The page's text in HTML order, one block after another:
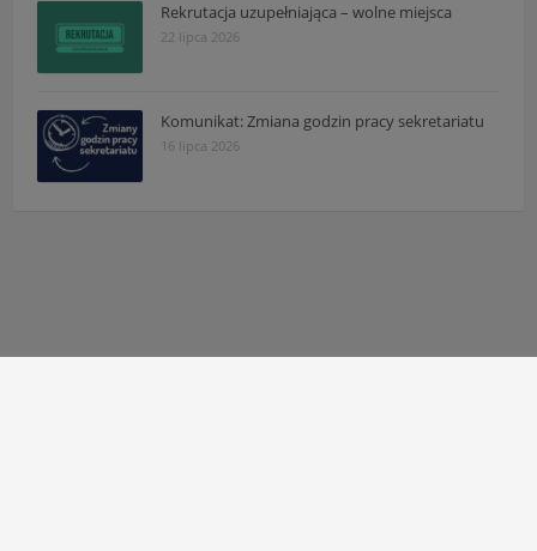
Rekrutacja uzupełniająca – wolne miejsca
22 lipca 2026
Komunikat: Zmiana godzin pracy sekretariatu
16 lipca 2026